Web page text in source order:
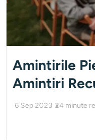
Amintirile
Amintiri
6 Sep 2023 24 minute